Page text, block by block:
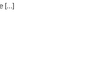
[…]